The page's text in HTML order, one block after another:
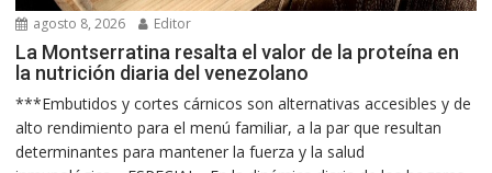
agosto 8, 2026 Editor
La Montserratina resalta el valor de la proteína en
la nutrición diaria del venezolano
***Embutidos y cortes cárnicos son alternativas accesibles y de
alto rendimiento para el menú familiar, a la par que resultan
determinantes para mantener la fuerza y la salud